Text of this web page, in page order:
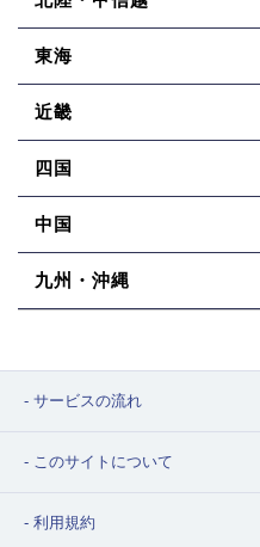
東海
近畿
四国
中国
九州・沖縄
サービスの流れ
このサイトについて
利用規約